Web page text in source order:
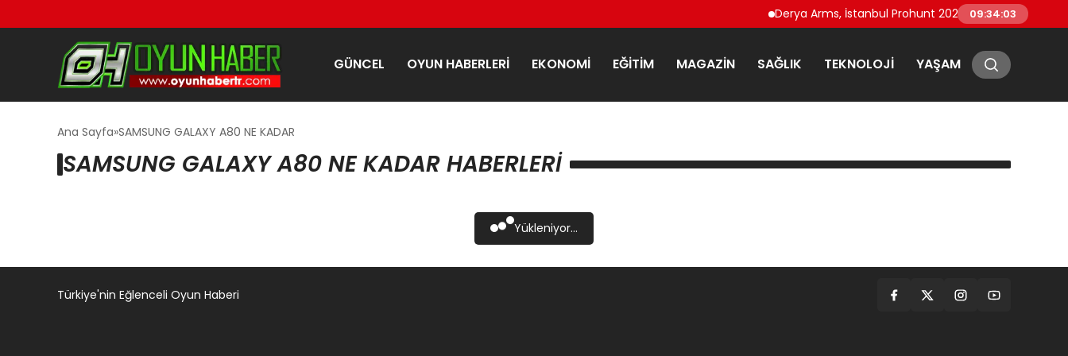
Derya Arms, İstanbul Prohunt 2026’da yeni nesil
09:34:03
GÜNCEL OYUN HABERLERI EKONOMI EĞITIM MAGAZIN SAĞLIK TEKNOLOJI YAŞAM
Ana Sayfa SAMSUNG GALAXY A80 NE KADAR
SAMSUNG GALAXY A80 NE KADAR HABERLERI
Yükleniyor...
Türkiye'nin Eğlenceli Oyun Haberi